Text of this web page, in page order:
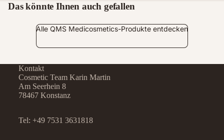
Das könnte Ihnen auch gefallen
Alle QMS Medicosmetics-Produkte entdecken
Kontakt
Cosmetic Team Karin Martin
Am Seerhein 8
78467 Konstanz
Tel: +49 7531 3631818